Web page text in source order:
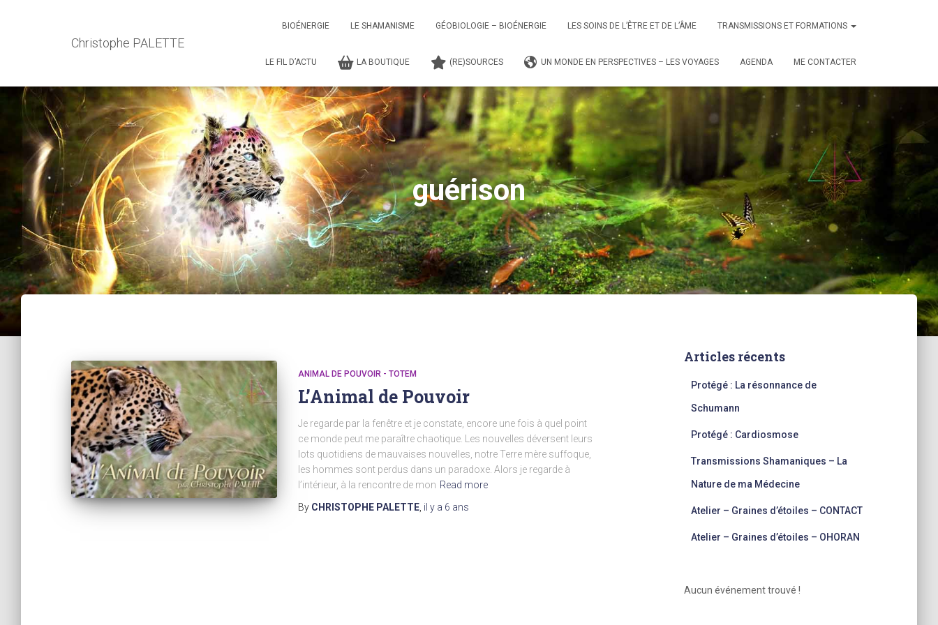
Christophe PALETTE
BIOÉNERGIE LE SHAMANISME GÉOBIOLOGIE – BIOÉNERGIE LES SOINS DE L’ÊTRE ET DE L’ÂME TRANSMISSIONS ET FORMATIONS
LE FIL D’ACTU LA BOUTIQUE (RE)SOURCES UN MONDE EN PERSPECTIVES – LES VOYAGES AGENDA ME CONTACTER
guérison
ANIMAL DE POUVOIR - TOTEM
L’Animal de Pouvoir
Je regarde par la fenêtre et je constate, encore une fois à quel point
ce monde peut me paraître chaotique. Les nouvelles déversent leurs
lots quotidiens de mauvaises nouvelles, notre Terre mère suffoque,
les hommes sont perdus dans un paradoxe. Alors je regarde à
l’intérieur, à la rencontre de mon Read more
By CHRISTOPHE PALETTE il y a 6 ans
Articles récents
Protégé : La résonnance de
Schumann
Protégé : Cardiosmose
Transmissions Shamaniques – La
Nature de ma Médecine
Atelier – Graines d’étoiles – CONTACT
Atelier – Graines d’étoiles – OHORAN
Aucun événement trouvé !